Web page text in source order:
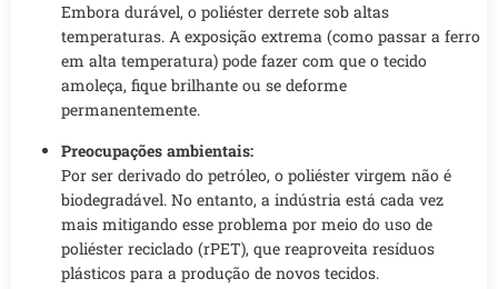
Embora durável, o poliéster derrete sob altas
temperaturas. A exposição extrema (como passar a ferro
em alta temperatura) pode fazer com que o tecido
amoleça, fique brilhante ou se deforme
permanentemente.
Preocupações ambientais:
Por ser derivado do petróleo, o poliéster virgem não é
biodegradável. No entanto, a indústria está cada vez
mais mitigando esse problema por meio do uso de
poliéster reciclado (rPET), que reaproveita resíduos
plásticos para a produção de novos tecidos.